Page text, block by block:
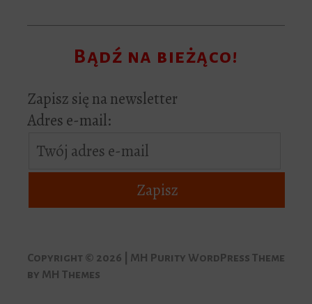
Bądź na bieżąco!
Zapisz się na newsletter
Adres e-mail:
Copyright © 2026 | MH Purity WordPress Theme
by MH Themes